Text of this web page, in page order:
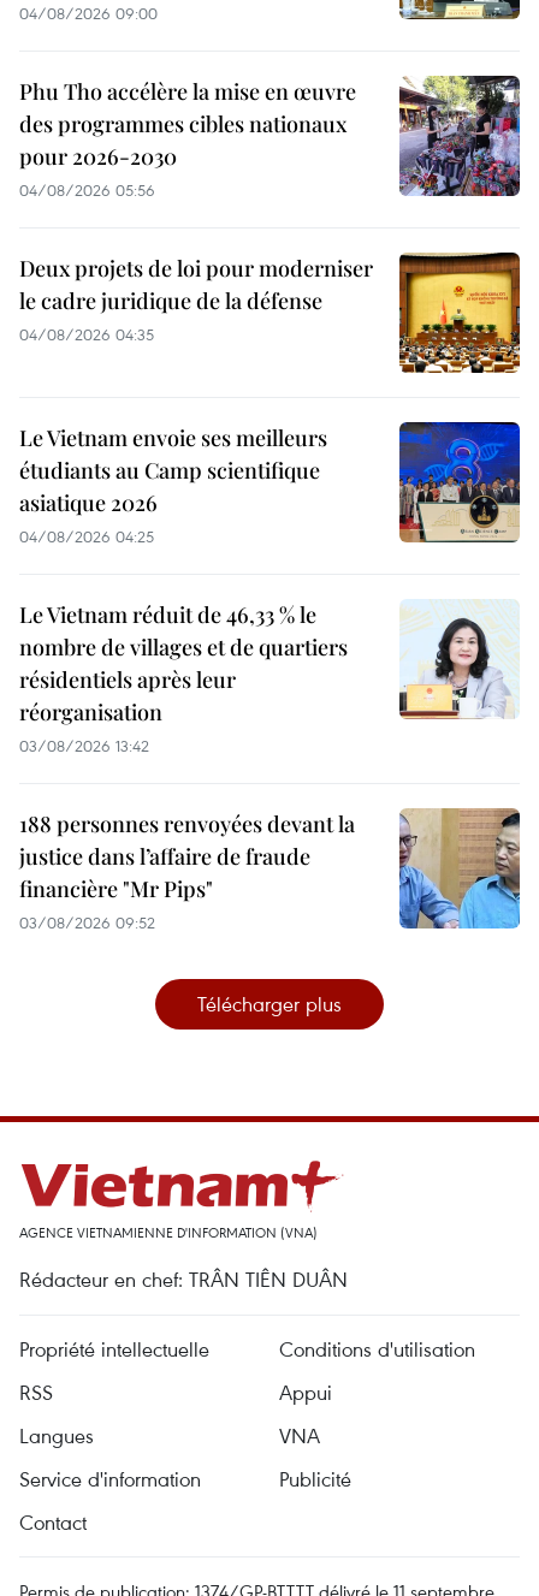
04/08/2026 09:00
Phu Tho accélère la mise en œuvre
des programmes cibles nationaux
pour 2026-2030
04/08/2026 05:56
Deux projets de loi pour moderniser
le cadre juridique de la défense
04/08/2026 04:35
Le Vietnam envoie ses meilleurs
étudiants au Camp scientifique
asiatique 2026
04/08/2026 04:25
Le Vietnam réduit de 46,33 % le
nombre de villages et de quartiers
résidentiels après leur
réorganisation
03/08/2026 13:42
188 personnes renvoyées devant la
justice dans l’affaire de fraude
financière "Mr Pips"
03/08/2026 09:52
Télécharger plus
AGENCE VIETNAMIENNE D'INFORMATION (VNA)
Rédacteur en chef: TRÂN TIÊN DUÂN
Propriété intellectuelle
Conditions d'utilisation
RSS
Appui
Langues
VNA
Service d'information
Publicité
Contact